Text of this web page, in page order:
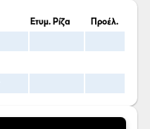
Ετυμ. Ρίζα Προέλ.